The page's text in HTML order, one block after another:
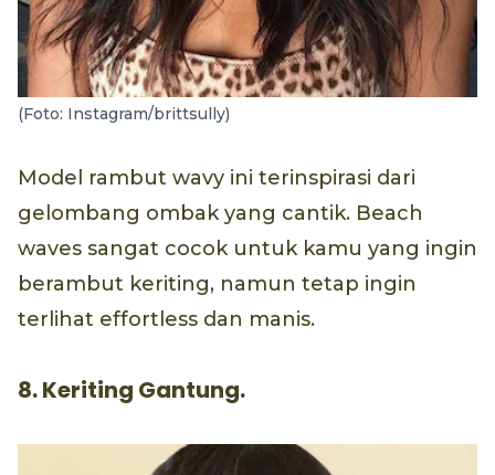
(Foto: Instagram/brittsully)
Model rambut wavy ini terinspirasi dari
gelombang ombak yang cantik. Beach
waves sangat cocok untuk kamu yang ingin
berambut keriting, namun tetap ingin
terlihat effortless dan manis.
8. Keriting Gantung.